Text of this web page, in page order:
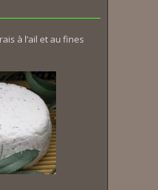
à l’ail et au fines